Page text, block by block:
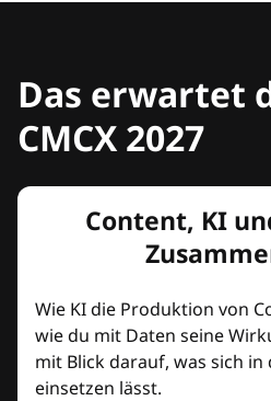
Das erwartet
CMCX 2027
Content, KI
Wie KI die Produktion von
wie du mit Daten seine
mit Blick darauf, was sich
einsetzen lässt.